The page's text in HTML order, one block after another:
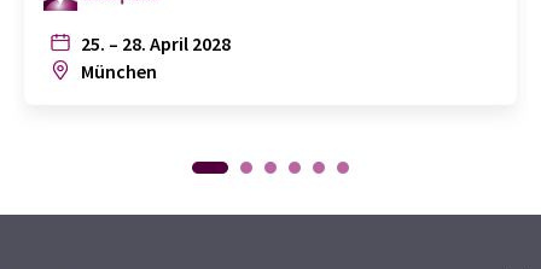
25. – 28. April 2028
München